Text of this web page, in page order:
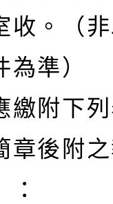
收。（
準）
繳附下
章後附